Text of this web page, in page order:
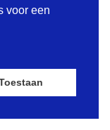
voor een